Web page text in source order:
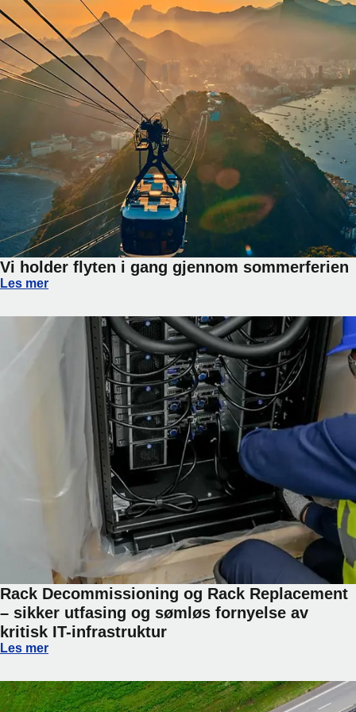
Vi holder flyten i gang gjennom sommerferien
Vi holder flyten i gang gjennom sommerferien
Les mer
Rack Decommissioning og Rack Replacement
– sikker utfasing og sømløs fornyelse av
kritisk IT-infrastruktur
Rack Decommissioning og Rack Replacement – sikker
Les mer